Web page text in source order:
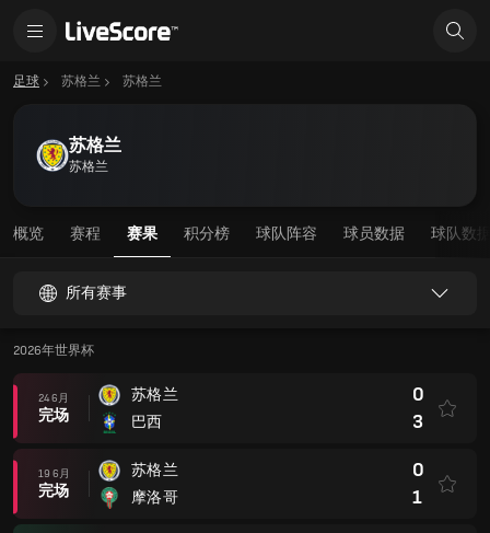
足球 苏格兰 苏格兰
苏格兰
苏格兰
概览 赛程 赛果 积分榜 球队阵容 球员数据 球队数
所有赛事
2026年世界杯
24 6月
完场
苏格兰
巴西
0
3
19 6月
完场
苏格兰
摩洛哥
0
1